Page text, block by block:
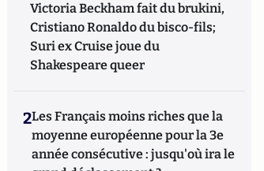
Victoria Beckham fait du brukini,
Cristiano Ronaldo du bisco-fils;
Suri ex Cruise joue du
Shakespeare queer
2Les Français moins riches que la
moyenne européenne pour la 3e
année consécutive : jusqu'où ira le